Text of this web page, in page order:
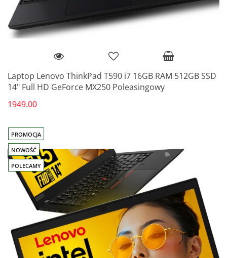
Laptop Lenovo ThinkPad T590 i7 16GB RAM 512GB SSD
14" Full HD GeForce MX250 Poleasingowy
1949.00
PROMOCJA
NOWOŚĆ
POLECAMY